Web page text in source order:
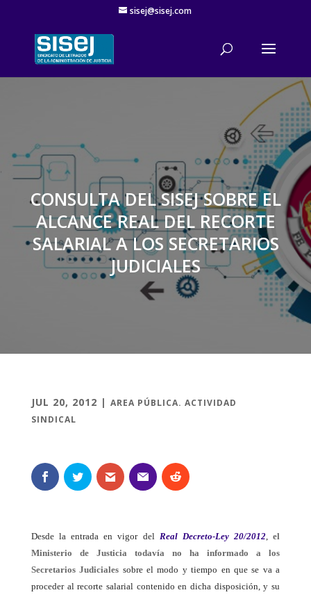
sisej@sisej.com
'
CONSULTA DEL SISEJ SOBRE EL
ALCANCE REAL DEL RECORTE
SALARIAL A LOS SECRETARIOS
JUDICIALES
JUL 20, 2012 | AREA PÚBLICA. ACTIVIDAD
SINDICAL
Desde la entrada en vigor del Real Decreto-Ley 20/2012,el
Ministerio de Justicia todavía no ha informado a los
Secretarios Judiciales sobre el modo y tiempo en que se va a
proceder al recorte salarial contenido en dicha disposición, y su